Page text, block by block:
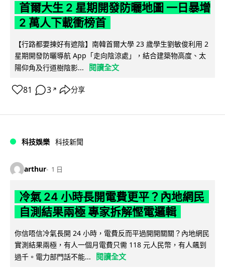
首爾大生 2 星期開發防曬地圖 一日暴增
2 萬人下載衝榜首
【行路都要揀好有遮陰】南韓首爾大學 23 歲學生劉敏俊利用 2
星期開發防曬導航 App「走向陰涼處」，結合建築物高度、太
陽仰角及行道樹陰影...
閱讀全文
81 3 ↗ 分享
科技娛樂 科技新聞
arthur 1 日
冷氣 24 小時長開電費更平？內地網民
自測結果兩極 專家拆解慳電邏輯
你信唔信冷氣長開 24 小時，電費反而平過開開關關？內地網民
實測結果兩極，有人一個月電費只需 118 元人民幣，有人飆到
過千。電力部門話不能...
閱讀全文